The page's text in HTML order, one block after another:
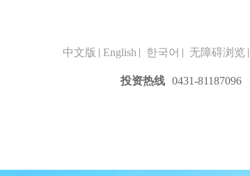
中文版 English 한국어 无障碍浏览
投资热线 0431-81187096